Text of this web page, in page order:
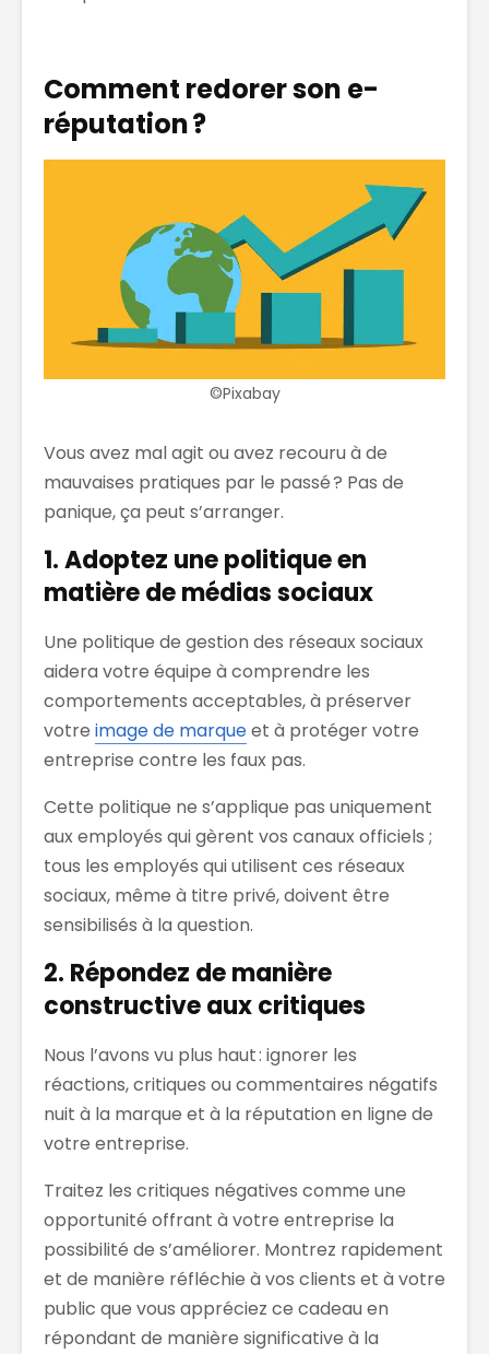
Comment redorer son e-
réputation ?
©Pixabay
Vous avez mal agit ou avez recouru à de
mauvaises pratiques par le passé ? Pas de
panique, ça peut s’arranger.
1. Adoptez une politique en
matière de médias sociaux
Une politique de gestion des réseaux sociaux
aidera votre équipe à comprendre les
comportements acceptables, à préserver
votre image de marqueet à protéger votre
entreprise contre les faux pas.
Cette politique ne s’applique pas uniquement
aux employés qui gèrent vos canauxofficiels ;
tous les employés qui utilisent ces réseaux
sociaux, même à titre privé, doivent être
sensibilisés à la question.
2. Répondez de manière
constructive aux critiques
Nous l’avons vu plus haut : ignorer les
réactions, critiques ou commentaires négatifs
nuit à la marque et à la réputation en ligne de
votre entreprise.
Traitez les critiques négatives comme une
opportunité offrant à votre entreprise la
possibilité de s’améliorer. Montrez rapidement
et de manière réfléchie à vos clients et à votre
public que vous appréciez ce cadeau en
répondant de manière significative à la